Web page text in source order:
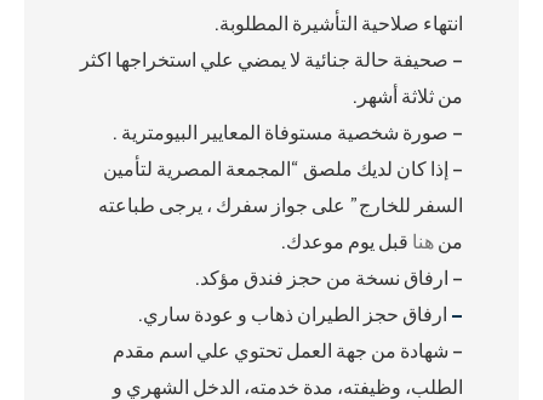
انتهاء صلاحية التأشيرة المطلوبة.
– صحيفة حالة جنائية لا يمضي علي استخراجها اكثر
من ثلاثة أشهر.
– صورة شخصية مستوفاة المعايير البيومترية .
– إذا كان لديك ملصق “المجمعة المصرية لتأمين
السفر للخارج” على جواز سفرك ، يرجى طباعته
منهنا قبل يوم موعدك.
– ارفاق نسخة من حجز فندق مؤكد.
– ارفاق حجز الطيران ذهاب و عودة ساري.
– شهادة من جهة العمل تحتوي علي اسم مقدم
الطلب، وظيفته، مدة خدمته، الدخل الشهري و